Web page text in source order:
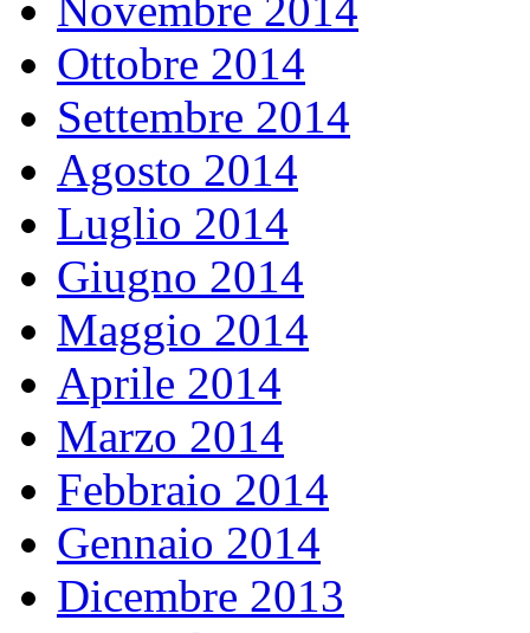
Ottobre 2014
Settembre 2014
Agosto 2014
Luglio 2014
Giugno 2014
Maggio 2014
Aprile 2014
Marzo 2014
Febbraio 2014
Gennaio 2014
Dicembre 2013